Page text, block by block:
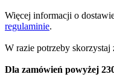
Więcej informacji o
regulaminie.
W razie potrzeby skorzystaj
Dla zamówień powyżej